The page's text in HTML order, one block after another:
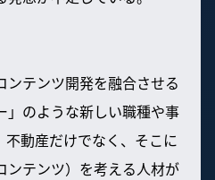
テンツ開発を融合させる
」のような新しい職種や事
動産だけでなく、そこに
ンテンツ）を考える人材が